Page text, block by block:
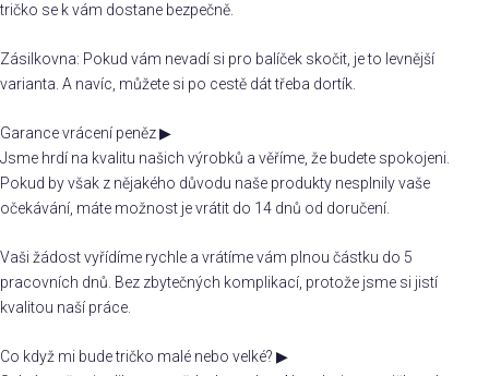
tričko se k vám dostane bezpečně.
Zásilkovna: Pokud vám nevadí si pro balíček skočit, je to levnější
varianta. A navíc, můžete si po cestě dát třeba dortík.
Garance vrácení peněz▶
Jsme hrdí na kvalitu našich výrobků a věříme, že budete spokojeni.
Pokud by však z nějakého důvodu naše produkty nesplnily vaše
očekávání, máte možnost je vrátit do 14 dnů od doručení.
Vaši žádost vyřídíme rychle a vrátíme vám plnou částku do 5
pracovních dnů. Bez zbytečných komplikací, protože jsme si jistí
kvalitou naší práce.
Co když mi bude tričko malé nebo velké? ▶